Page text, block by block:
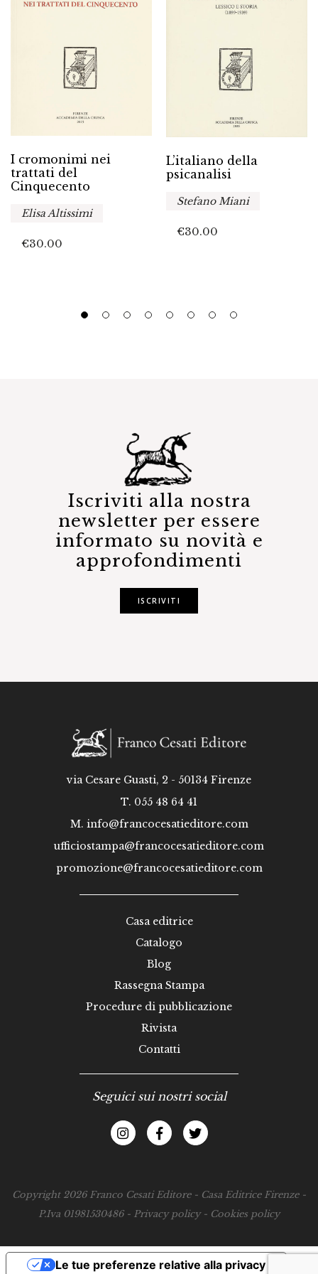
I cromonimi nei
trattati del
Cinquecento
Elisa Altissimi
€30.00
L’italiano della
psicanalisi
Stefano Miani
€30.00
Iscriviti alla nostra
newsletter per essere
informato su novità e
approfondimenti
ISCRIVITI
via Cesare Guasti, 2 - 50134 Firenze
T. 055 48 64 41
M. info@francocesatieditore.com
ufficiostampa@francocesatieditore.com
promozione@francocesatieditore.com
Casa editrice
Catalogo
Blog
Rassegna Stampa
Procedure di pubblicazione
Rivista
Contatti
Seguici sui nostri social
Copyright 2026 Franco Cesati Editore - Casa Editrice Firenze -
P.Iva 01981530486 - Privacy policy- Cookies policy
Le tue preferenze relative alla privacy